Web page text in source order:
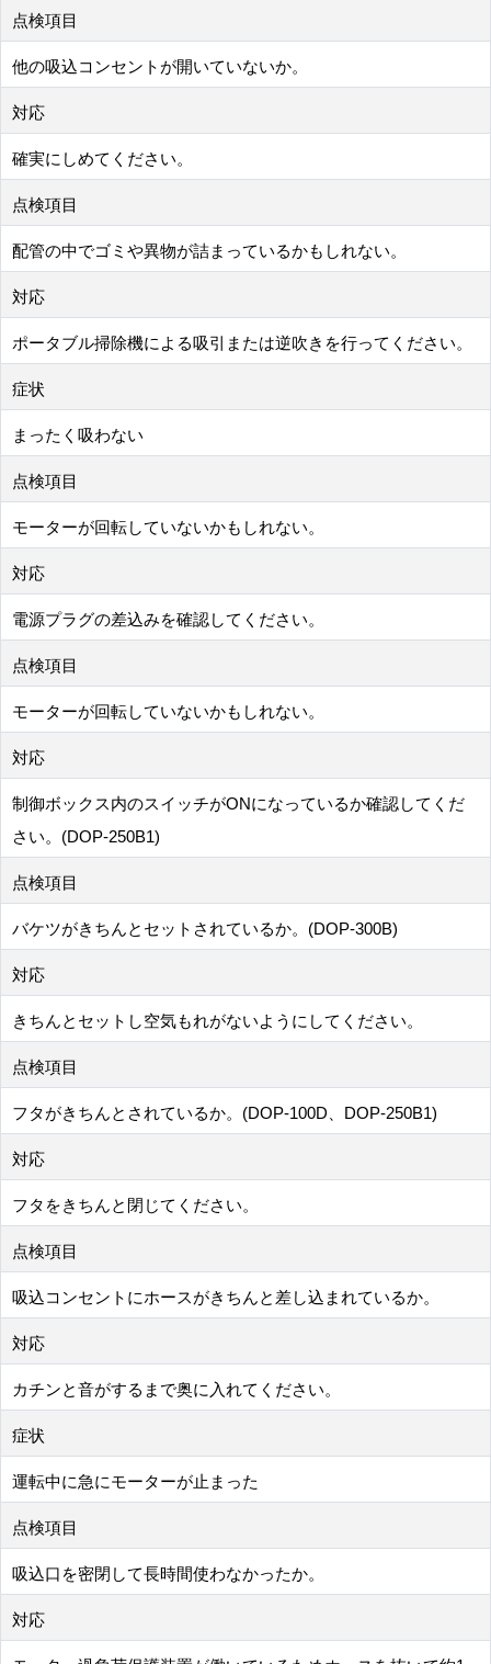
点検項目
他の吸込コンセントが開いていないか。
対応
確実にしめてください。
点検項目
配管の中でゴミや異物が詰まっているかもしれない。
対応
ポータブル掃除機による吸引または逆吹きを行ってください。
症状
まったく吸わない
点検項目
モーターが回転していないかもしれない。
対応
電源プラグの差込みを確認してください。
点検項目
モーターが回転していないかもしれない。
対応
制御ボックス内のスイッチがONになっているか確認してくだ
さい。(DOP-250B1)
点検項目
バケツがきちんとセットされているか。(DOP-300B)
対応
きちんとセットし空気もれがないようにしてください。
点検項目
フタがきちんとされているか。(DOP-100D、DOP-250B1)
対応
フタをきちんと閉じてください。
点検項目
吸込コンセントにホースがきちんと差し込まれているか。
対応
カチンと音がするまで奥に入れてください。
症状
運転中に急にモーターが止まった
点検項目
吸込口を密閉して長時間使わなかったか。
対応